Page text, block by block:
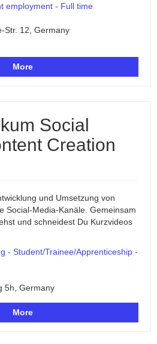
employment - Full time
Str. 12, Germany
More
Social
Creation
und Umsetzung von
Social-Media-Kanäle. Gemeinsam
und schneidest Du Kurzvideos
- Student/Trainee/Apprenticeship -
5h, Germany
More